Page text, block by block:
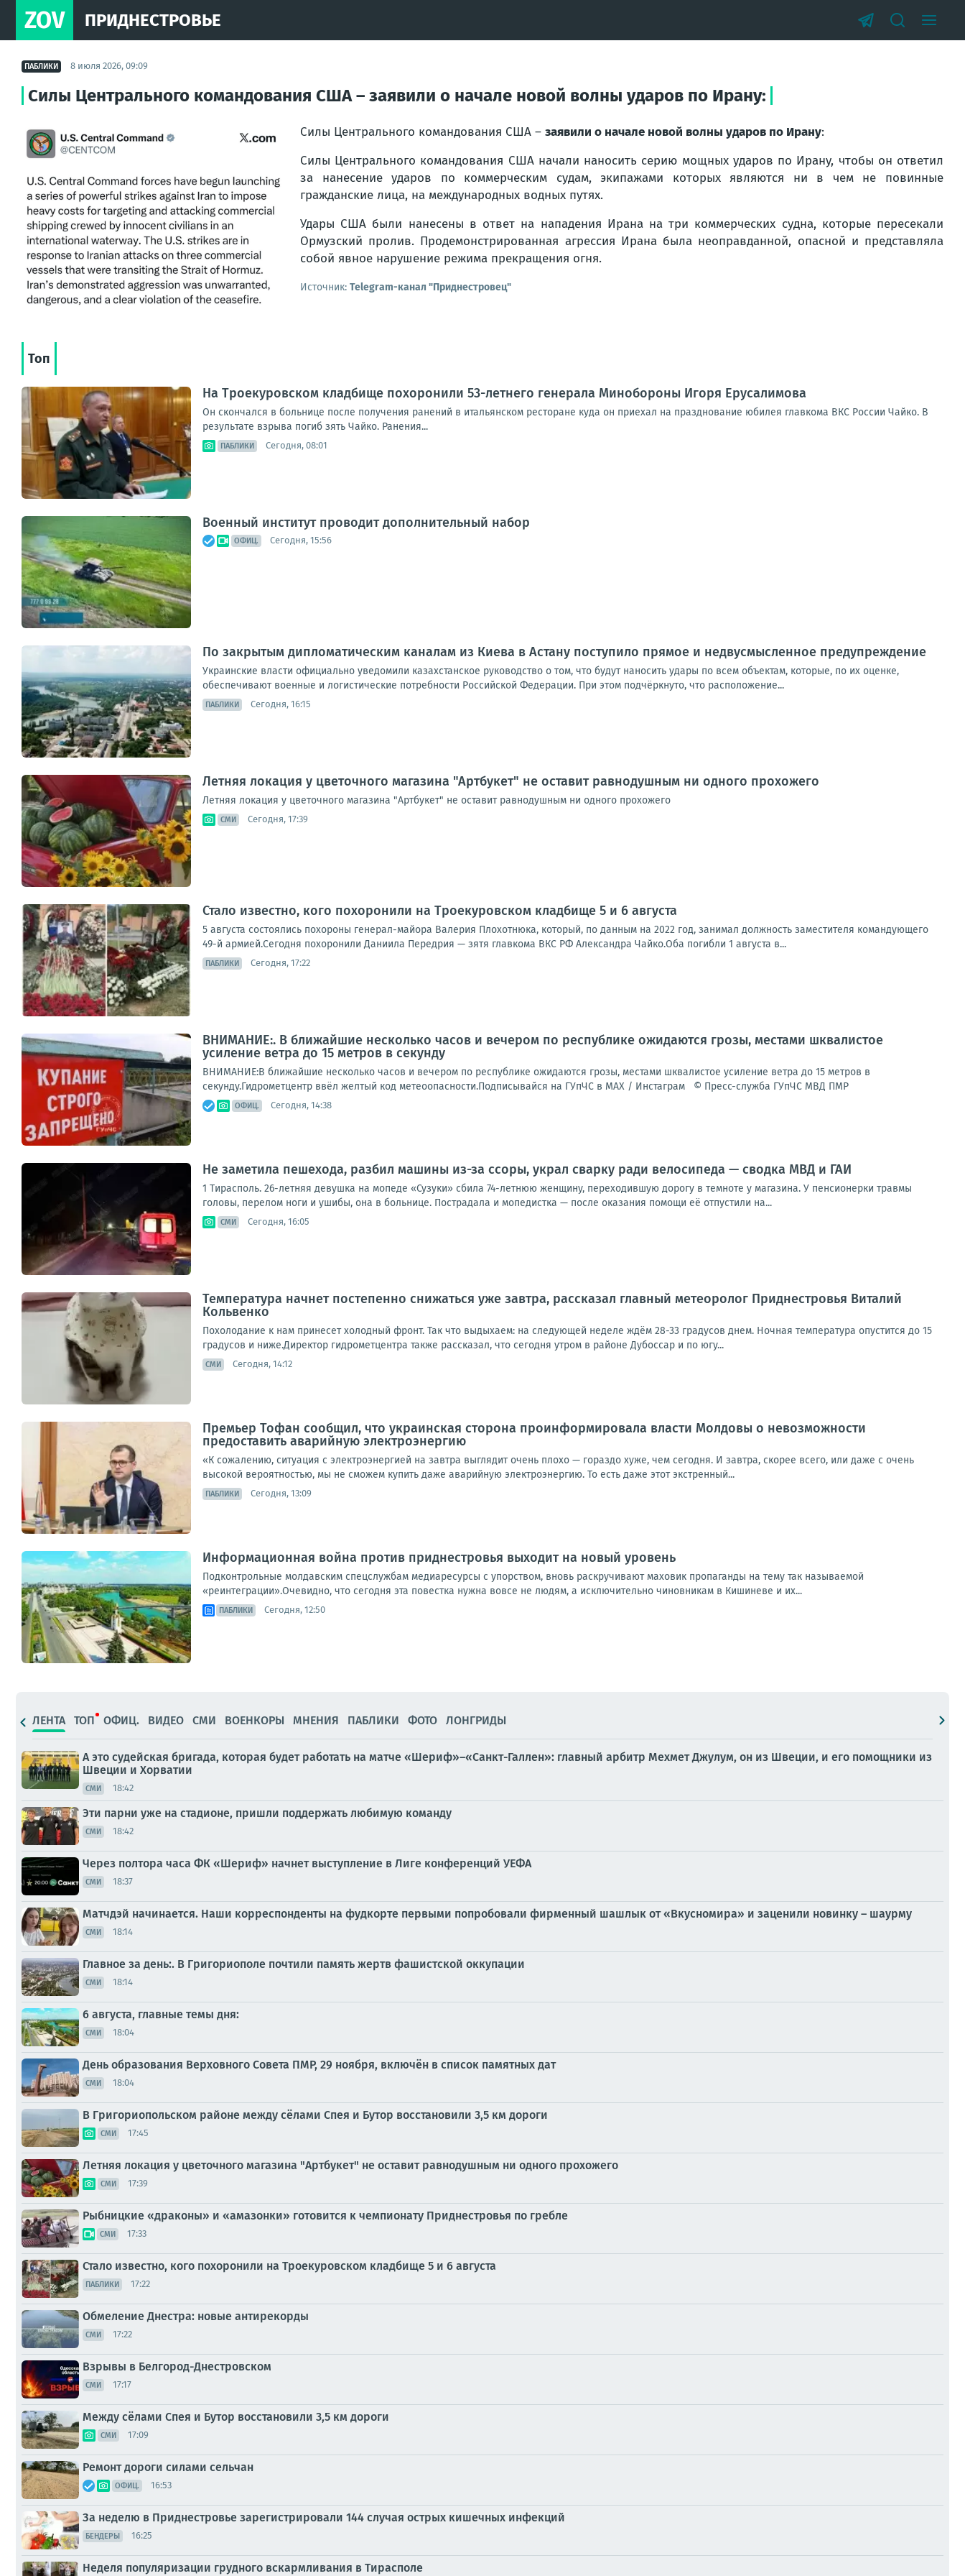
ZOV ПРИДНЕСТРОВЬЕ
ПАБЛИКИ 8 июля 2026, 09:09
Силы Центрального командования США – заявили о начале новой волны ударов по Ирану:
Силы Центрального командования США – заявили о начале новой волны ударов по Ирану:
Силы Центрального командования США начали наносить серию мощных ударов по Ирану, чтобы он ответил
за нанесение ударов по коммерческим судам, экипажами которых являются ни в чем не повинные
гражданские лица, на международных водных путях.
Удары США были нанесены в ответ на нападения Ирана на три коммерческих судна, которые пересекали
Ормузский пролив. Продемонстрированная агрессия Ирана была неоправданной, опасной и представляла
собой явное нарушение режима прекращения огня.
Источник: Telegram-канал "Приднестровец"
Топ
На Троекуровском кладбище похоронили 53-летнего генерала Минобороны Игоря Ерусалимова
Он скончался в больнице после получения ранений в итальянском ресторане куда он приехал на празднование юбилея главкома ВКС России Чайко. В
результате взрыва погиб зять Чайко. Ранения...
ПАБЛИКИ Сегодня, 08:01
Военный институт проводит дополнительный набор
ОФИЦ. Сегодня, 15:56
По закрытым дипломатическим каналам из Киева в Астану поступило прямое и недвусмысленное предупреждение
Украинские власти официально уведомили казахстанское руководство о том, что будут наносить удары по всем объектам, которые, по их оценке,
обеспечивают военные и логистические потребности Российской Федерации. При этом подчёркнуто, что расположение...
ПАБЛИКИ Сегодня, 16:15
Летняя локация у цветочного магазина "Артбукет" не оставит равнодушным ни одного прохожего
Летняя локация у цветочного магазина "Артбукет" не оставит равнодушным ни одного прохожего
СМИ Сегодня, 17:39
Стало известно, кого похоронили на Троекуровском кладбище 5 и 6 августа
5 августа состоялись похороны генерал-майора Валерия Плохотнюка, который, по данным на 2022 год, занимал должность заместителя командующего
49-й армией.Сегодня похоронили Даниила Передрия — зятя главкома ВКС РФ Александра Чайко.Оба погибли 1 августа в...
ПАБЛИКИ Сегодня, 17:22
ВНИМАНИЕ:. В ближайшие несколько часов и вечером по республике ожидаются грозы, местами шквалистое
усиление ветра до 15 метров в секунду
ВНИМАНИЕ:В ближайшие несколько часов и вечером по республике ожидаются грозы, местами шквалистое усиление ветра до 15 метров в
секунду.Гидрометцентр ввёл желтый код метеоопасности.Подписывайся на ГУпЧС в MAX / Инстаграм © Пресс-служба ГУпЧС МВД ПМР
ОФИЦ. Сегодня, 14:38
Не заметила пешехода, разбил машины из-за ссоры, украл сварку ради велосипеда — сводка МВД и ГАИ
1 Тирасполь. 26-летняя девушка на мопеде «Сузуки» сбила 74-летнюю женщину, переходившую дорогу в темноте у магазина. У пенсионерки травмы
головы, перелом ноги и ушибы, она в больнице. Пострадала и мопедистка — после оказания помощи её отпустили на...
СМИ Сегодня, 16:05
Температура начнет постепенно снижаться уже завтра, рассказал главный метеоролог Приднестровья Виталий
Кольвенко
Похолодание к нам принесет холодный фронт. Так что выдыхаем: на следующей неделе ждём 28-33 градусов днем. Ночная температура опустится до 15
градусов и ниже.Директор гидрометцентра также рассказал, что сегодня утром в районе Дубоссар и по югу...
СМИ Сегодня, 14:12
Премьер Тофан сообщил, что украинская сторона проинформировала власти Молдовы о невозможности
предоставить аварийную электроэнергию
«К сожалению, ситуация с электроэнергией на завтра выглядит очень плохо — гораздо хуже, чем сегодня. И завтра, скорее всего, или даже с очень
высокой вероятностью, мы не сможем купить даже аварийную электроэнергию. То есть даже этот экстренный...
ПАБЛИКИ Сегодня, 13:09
Информационная война против приднестровья выходит на новый уровень
Подконтрольные молдавским спецслужбам медиаресурсы с упорством, вновь раскручивают маховик пропаганды на тему так называемой
«реинтеграции».Очевидно, что сегодня эта повестка нужна вовсе не людям, а исключительно чиновникам в Кишиневе и их...
ПАБЛИКИ Сегодня, 12:50
ЛЕНТА ТОП ОФИЦ. ВИДЕО СМИ ВОЕНКОРЫ МНЕНИЯ ПАБЛИКИ ФОТО ЛОНГРИДЫ
А это судейская бригада, которая будет работать на матче «Шериф»–«Санкт-Галлен»: главный арбитр Мехмет Джулум, он из Швеции, и его помощники из
Швеции и Хорватии
СМИ 18:42
Эти парни уже на стадионе, пришли поддержать любимую команду
СМИ 18:42
Через полтора часа ФК «Шериф» начнет выступление в Лиге конференций УЕФА
СМИ 18:37
Матчдэй начинается. Наши корреспонденты на фудкорте первыми попробовали фирменный шашлык от «Вкусномира» и заценили новинку – шаурму
СМИ 18:14
Главное за день:. В Григориополе почтили память жертв фашистской оккупации
СМИ 18:14
6 августа, главные темы дня:
СМИ 18:04
День образования Верховного Совета ПМР, 29 ноября, включён в список памятных дат
СМИ 18:04
В Григориопольском районе между сёлами Спея и Бутор восстановили 3,5 км дороги
СМИ 17:45
Летняя локация у цветочного магазина "Артбукет" не оставит равнодушным ни одного прохожего
СМИ 17:39
Рыбницкие «драконы» и «амазонки» готовится к чемпионату Приднестровья по гребле
СМИ 17:33
Стало известно, кого похоронили на Троекуровском кладбище 5 и 6 августа
ПАБЛИКИ 17:22
Обмеление Днестра: новые антирекорды
СМИ 17:22
Взрывы в Белгород-Днестровском
СМИ 17:17
Между сёлами Спея и Бутор восстановили 3,5 км дороги
СМИ 17:09
Ремонт дороги силами сельчан
ОФИЦ. 16:53
За неделю в Приднестровье зарегистрировали 144 случая острых кишечных инфекций
БЕНДЕРЫ 16:25
Неделя популяризации грудного вскармливания в Тирасполе